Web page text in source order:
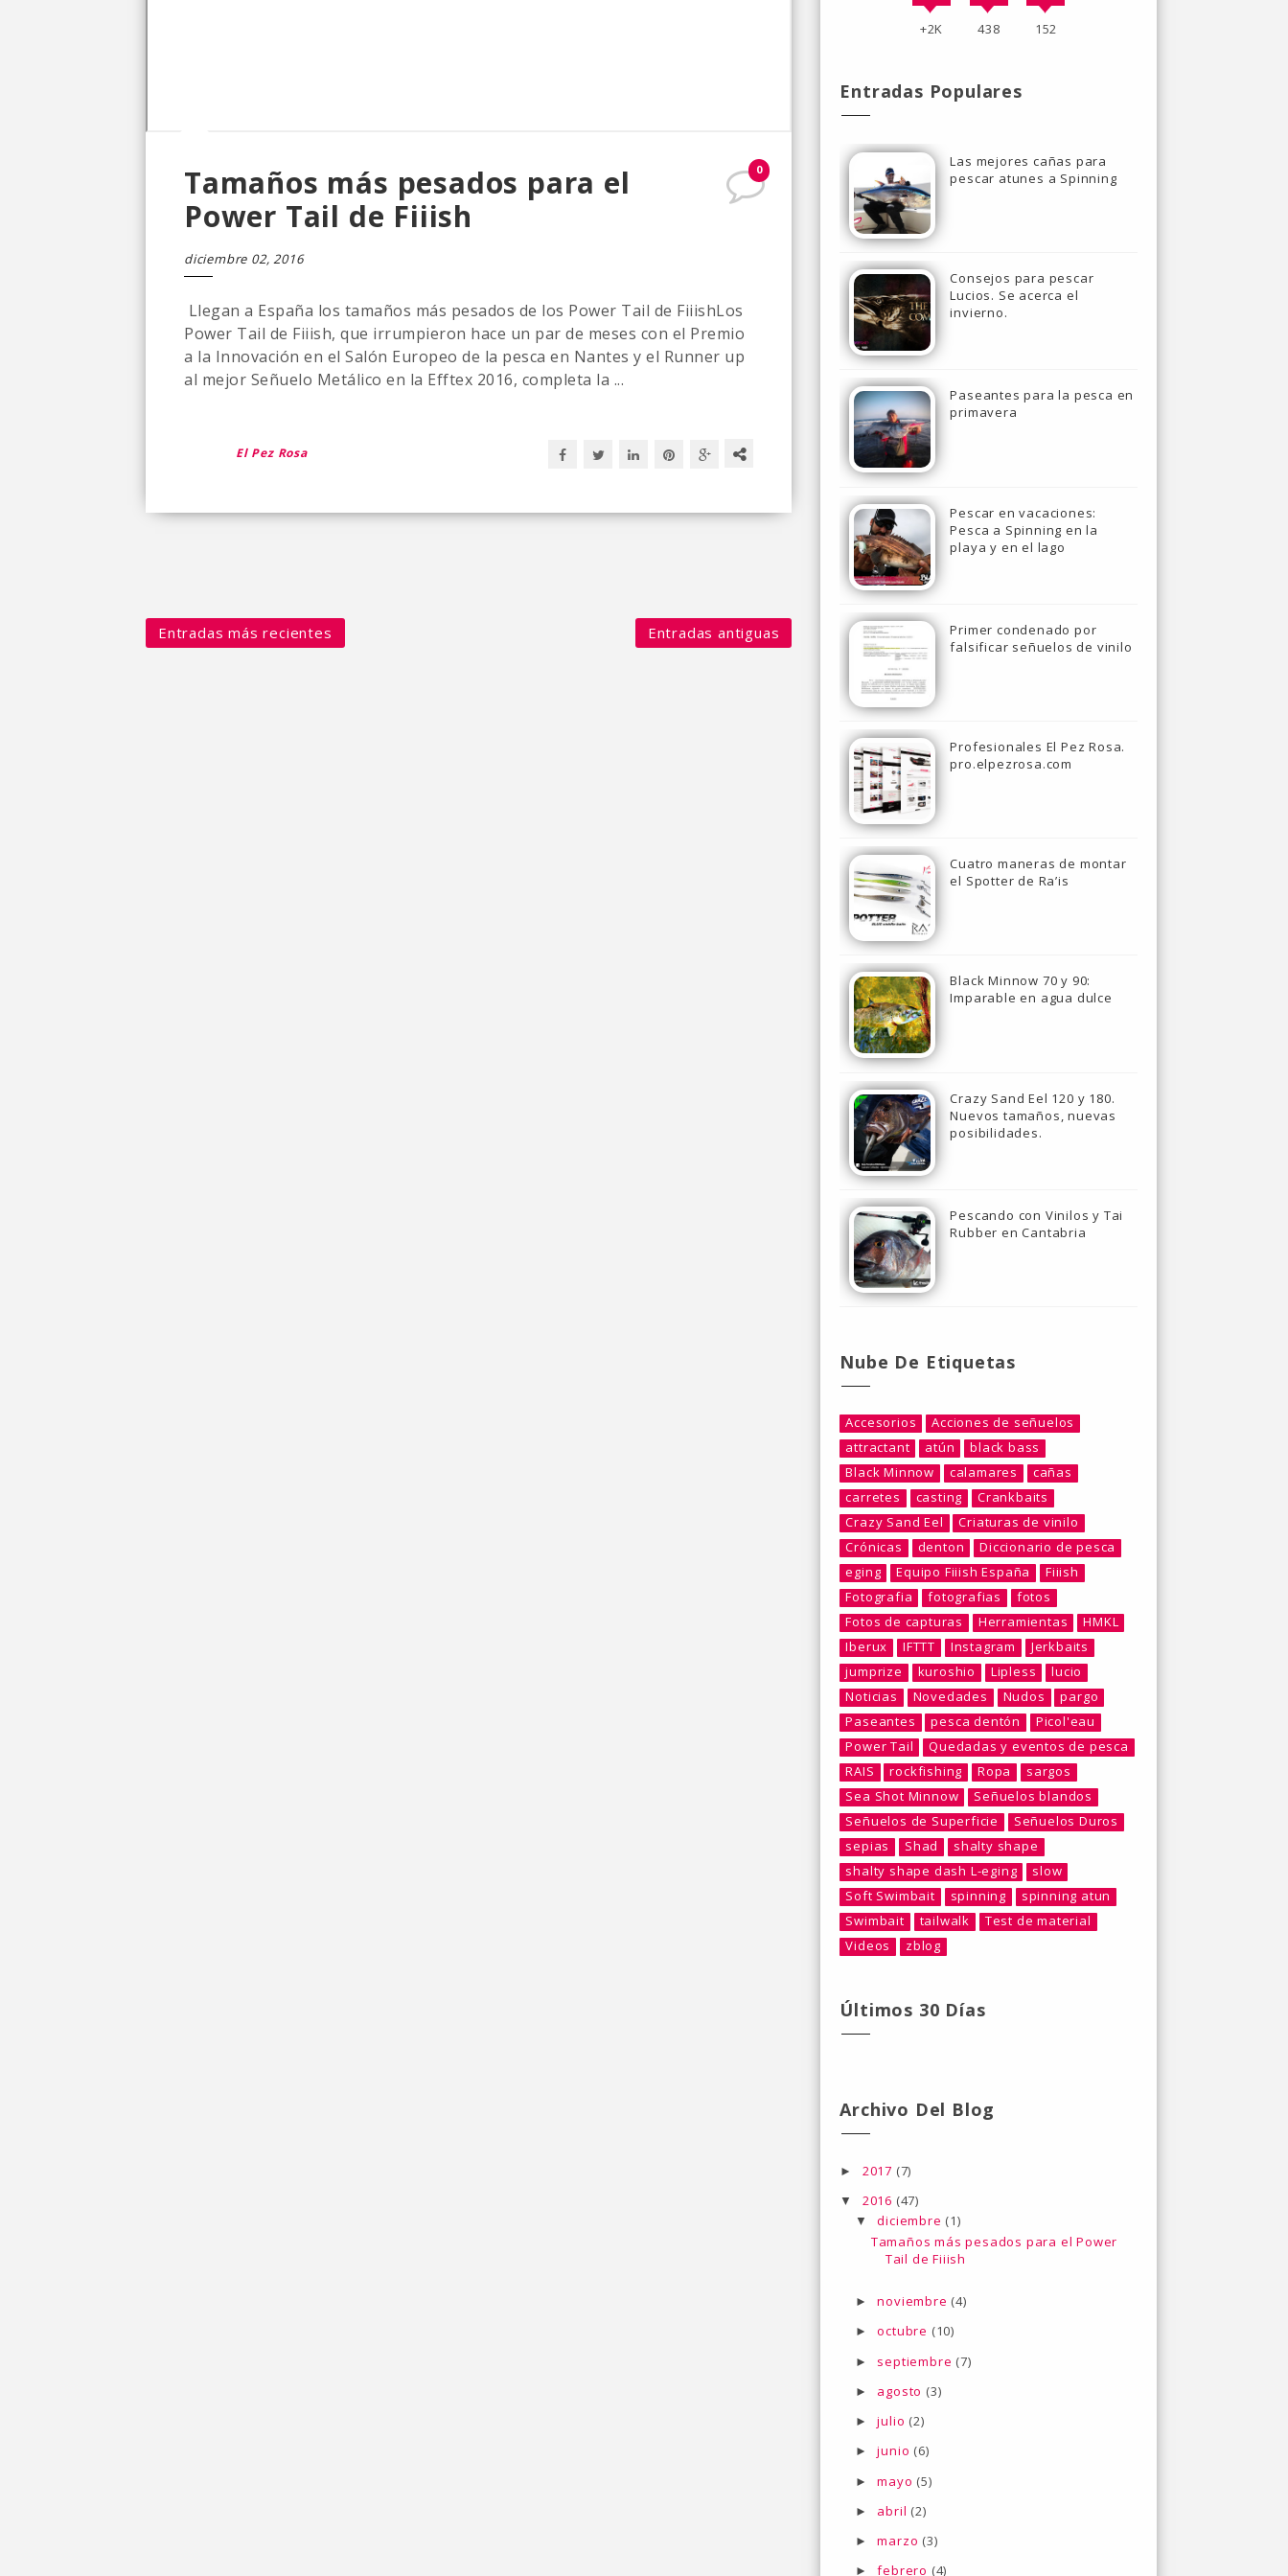
0
Tamaños más pesados para el
Power Tail de Fiiish
diciembre 02, 2016
Llegan a España los tamaños más pesados de los Power Tail de FiiishLos
Power Tail de Fiiish, que irrumpieron hace un par de meses con el Premio
a la Innovación en el Salón Europeo de la pesca en Nantes y el Runner up
al mejor Señuelo Metálico en la Efftex 2016, completa la ...
El Pez Rosa
Entradas más recientes Entradas antiguas
+2K 438 152
Entradas Populares
Las mejores cañas para
pescar atunes a Spinning
Consejos para pescar
Lucios. Se acerca el
invierno.
Paseantes para la pesca en
primavera
Pescar en vacaciones:
Pesca a Spinning en la
playa y en el lago
Primer condenado por
falsificar señuelos de vinilo
Profesionales El Pez Rosa.
pro.elpezrosa.com
Cuatro maneras de montar
el Spotter de Ra’is
Black Minnow 70 y 90:
Imparable en agua dulce
Crazy Sand Eel 120 y 180.
Nuevos tamaños, nuevas
posibilidades.
Pescando con Vinilos y Tai
Rubber en Cantabria
Nube De Etiquetas
Accesorios
Acciones de señuelos
attractant
atún
black bass
Black Minnow
calamares
cañas
carretes
casting
Crankbaits
Crazy Sand Eel
Criaturas de vinilo
Crónicas
denton
Diccionario de pesca
eging
Equipo Fiiish España
Fiiish
Fotografia
fotografias
fotos
Fotos de capturas
Herramientas
HMKL
Iberux
IFTTT Instagram
Jerkbaits
jumprize
kuroshio Lipless
lucio
Noticias
Novedades Nudos
pargo
Paseantes
pesca dentón
Picol'eau
Power Tail
Quedadas y eventos de pesca
RAIS
rockfishing Ropa
sargos
Sea Shot Minnow
Señuelos blandos
Señuelos de Superficie
Señuelos Duros
sepias
Shad
shalty shape
shalty shape dash L-eging
slow
Soft Swimbait
spinning
spinning atun
Swimbait
tailwalk
Test de material
Videos
zblog
Últimos 30 Días
Archivo Del Blog
► 2017 (7)
▼ 2016 (47)
▼diciembre (1)
Tamaños más pesados para el Power
Tail de Fiiish
►noviembre (4)
►octubre (10)
► septiembre (7)
► agosto (3)
►julio (2)
►junio (6)
►mayo (5)
► abril (2)
►marzo (3)
►febrero (4)